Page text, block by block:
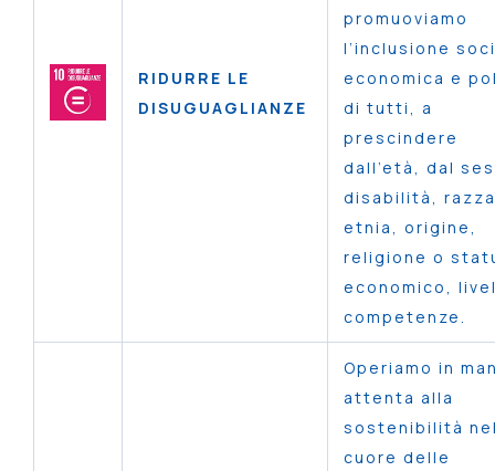
RIDURRE LE
DISUGUAGLIANZE
promuoviamo
l’inclusione
economica e
di tutti, a
prescindere
dall’età, dal
disabilità,
etnia, origine,
religione o
economico,
competenze.
Operiamo in
attenta alla
sostenibilità
cuore delle